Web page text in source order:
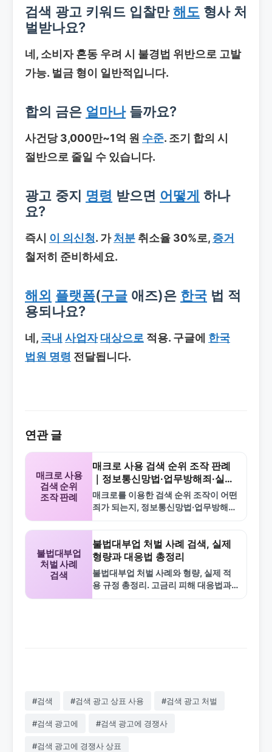
검색 광고 키워드 입찰만해도 형사 처
벌받나요?
네, 소비자 혼동 우려 시 불경법 위반으로 고발
가능. 벌금 형이 일반적입니다.
합의 금은 얼마나들까요?
사건당 3,000만~1억 원 수준. 조기 합의 시
절반으로 줄일 수 있습니다.
광고 중지 명령 받으면 어떻게 하나
요?
즉시 이 의신청. 가처분 취소율 30%로, 증거
철저히 준비하세요.
해외 플랫폼(구글 애즈)은 한국 법 적
용되나요?
네, 국내 사업자 대상으로 적용. 구글에 한국
법원 명령 전달됩니다.
연관 글
매크로 사용
검색 순위
조작 판례
매크로 사용 검색 순위 조작 판례
｜정보통신망법·업무방해죄·실제
처벌 수위 정리
매크로를 이용한 검색 순위 조작이 어떤
죄가 되는지, 정보통신망법·업무방해죄
정리했습니다.…
불법대부업
처벌 사례
검색
불법대부업 처벌 사례 검색, 실제
형량과 대응법 총정리
불법대부업 처벌 사례와 형량, 실제 적
용 규정 총정리. 고금리 피해 대응법과
#검색 #검색 광고 상표 사용 #검색 광고 처벌
#검색 광고에 #검색 광고에 경쟁사
#검색 광고에 경쟁사 상표